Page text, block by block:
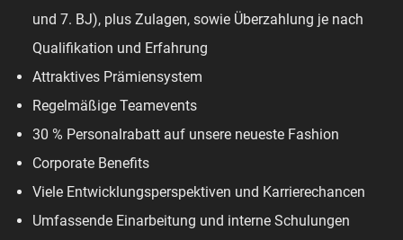
und 7. BJ), plus Zulagen, sowie Überzahlung je nach
Qualifikation und Erfahrung
Attraktives Prämiensystem
Regelmäßige Teamevents
30 % Personalrabatt auf unsere neueste Fashion
Corporate Benefits
Viele Entwicklungsperspektiven und Karrierechancen
Umfassende Einarbeitung und interne Schulungen